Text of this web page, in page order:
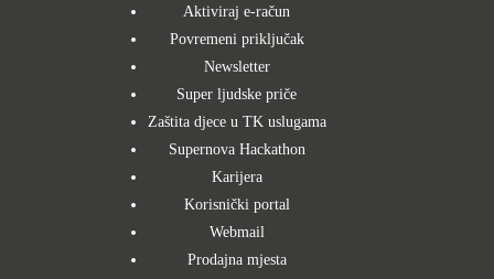
Aktiviraj e-račun
Povremeni priključak
Newsletter
Super ljudske priče
Zaštita djece u TK uslugama
Supernova Hackathon
Karijera
Korisnički portal
Webmail
Prodajna mjesta